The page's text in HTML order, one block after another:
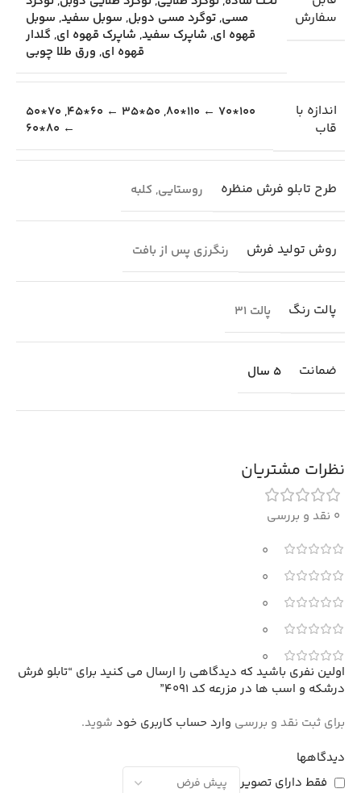
سفارش
مسی,توگرد مسی دوبل, سوبل سفید, سوبل
قهوه ای, شاپرک سفید, شاپرک قهوه ای,گلدار
قهوه ای, ورق طلا چوبی
اندازه با
قاب
100*70 ← 110*80
,
50*35 ← 60*45
,
70*50
← 80*60
طرح تابلو فرش منظره روستایی, کلبه
روش تولید فرش رنگرزی پس از بافت
پالت رنگ پالت 31
ضمانت 5 سال
نظرات مشتریان
0 نقد و بررسی
0
0
0
0
0
دیدگاهها
فقط دارای تصویر
اولین نفری باشید که دیدگاهی را ارسال می کنید برای “تابلو فرش
درشکه و اسب ها در مزرعه کد 4091”
برای ثبت نقد و بررسی وارد حساب کاربری خود شوید.